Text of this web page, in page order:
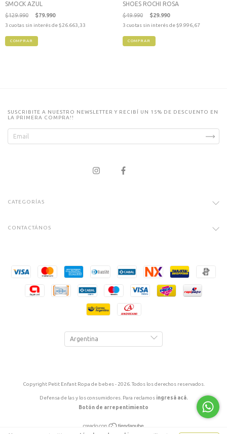
SMOCK AZUL
$129.990 $79.990
3 cuotas sin interés de$26.663,33
COMPRAR
SHOES ROCHI ROSA
$49.990 $29.990
3 cuotas sin interés de$9.996,67
COMPRAR
SUSCRIBITE A NUESTRO NEWSLETTER Y RECIBÍ UN 15% DE DESCUENTO EN
LA PRIMERA COMPRA!!
CATEGORÍAS
CONTACTÁNOS
Copyright Petit Enfant Ropa de bebes - 2026. Todos los derechos reservados.
Defensa de las y los consumidores. Para reclamos ingresá acá.
Botón de arrepentimiento